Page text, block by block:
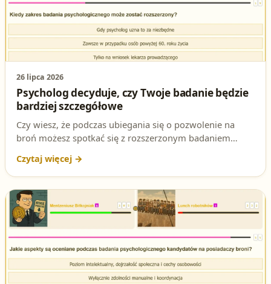
26 lipca 2026
Psycholog decyduje, czy Twoje badanie będzie
bardziej szczegółowe
Czy wiesz, że podczas ubiegania się o pozwolenie na
broń możesz spotkać się z rozszerzonym badaniem
specjalisty. Sprawdź, co mówią przepisy i jak
przygotować się do tego wyzwania!